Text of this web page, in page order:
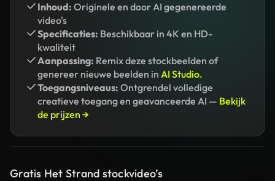
Inhoud: Originele en door AI gegenereerde
video's
Specificaties: Beschikbaar in 4K en HD-
kwaliteit
Aanpassing: Remix deze stockbeelden of
genereer nieuwe beelden in AI Studio.
Toegangsniveaus: Ontgrendel volledige
creatieve toegang en geavanceerde AI — Bekijk
de prijzen →
Gratis Het Strand stockvideo’s